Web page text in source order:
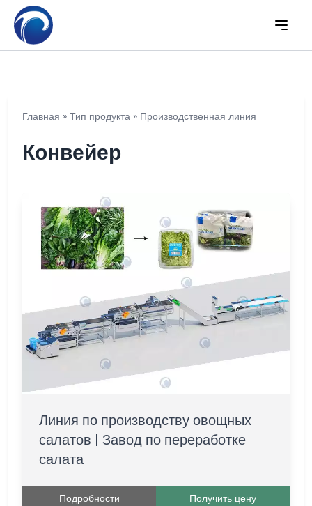
Главная » Тип продукта » Производственная линия
Конвейер
Линия по производству овощных
салатов | Завод по переработке
салата
Подробности Получить цену